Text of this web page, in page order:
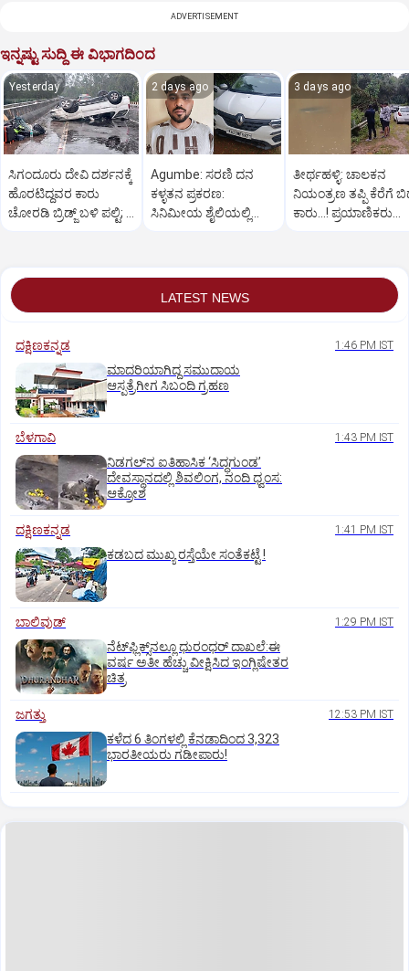
ADVERTISEMENT
ಇನ್ನಷ್ಟು ಸುದ್ದಿ ಈ ವಿಭಾಗದಿಂದ
Yesterday
ಸಿಗಂದೂರು ದೇವಿ ದರ್ಶನಕ್ಕೆ
ಹೊರಟಿದ್ದವರ ಕಾರು
ಚೋರಡಿ ಬ್ರಿಡ್ಜ್ ಬಳಿ ಪಲ್ಟಿ; 6
2 days ago
Agumbe: ಸರಣಿ ದನ
ಕಳ್ಳತನ ಪ್ರಕರಣ:
ಸಿನಿಮೀಯ ಶೈಲಿಯಲ್ಲಿ
3 days ago
ತೀರ್ಥಹಳ್ಳಿ: ಚಾಲಕನ
ನಿಯಂತ್ರಣ ತಪ್ಪಿ ಕೆರೆಗೆ
ಕಾರು...! ಪ್ರಯಾಣಿಕರು
LATEST NEWS
ದಕ್ಷಿಣಕನ್ನಡ 1:46 PM IST
ಮಾದರಿಯಾಗಿದ್ದ ಸಮುದಾಯ
ಆಸ್ಪತ್ರೆಗೀಗ ಸಿಬಂದಿ ಗ್ರಹಣ
ಬೆಳಗಾವಿ 1:43 PM IST
ನಿಡಗಲ್‌ನ ಐತಿಹಾಸಿಕ ‘ಸಿದ್ಧಗುಂಡ’
ದೇವಸ್ಥಾನದಲ್ಲಿ ಶಿವಲಿಂಗ, ನಂದಿ ಧ್ವಂಸ:
ಆಕ್ರೋಶ
ದಕ್ಷಿಣಕನ್ನಡ 1:41 PM IST
ಕಡಬದ ಮುಖ್ಯ ರಸ್ತೆಯೇ ಸಂತೆಕಟ್ಟೆ !
ಬಾಲಿವುಡ್‌ 1:29 PM IST
ನೆಟ್‌ಫ್ಲಿಕ್ಸ್‌ನಲ್ಲೂ ಧುರಂಧರ್‌ ದಾಖಲೆ:ಈ
ವರ್ಷ ಅತೀ ಹೆಚ್ಚು ವೀಕ್ಷಿಸಿದ ಇಂಗ್ಲಿಷೇತರ
ಚಿತ್ರ
ಜಗತ್ತು 12:53 PM IST
ಕಳೆದ 6 ತಿಂಗಳಲ್ಲಿ ಕೆನಡಾದಿಂದ 3,323
ಭಾರತೀಯರು ಗಡೀಪಾರು!